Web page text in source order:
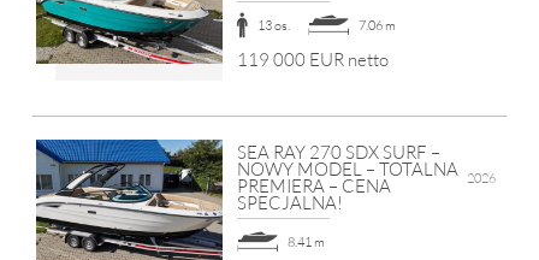
13 os. 7.06 m
119 000 EUR netto
SEA RAY 270 SDX SURF –
NOWY MODEL – TOTALNA
PREMIERA – CENA
SPECJALNA!
2026
8.41 m